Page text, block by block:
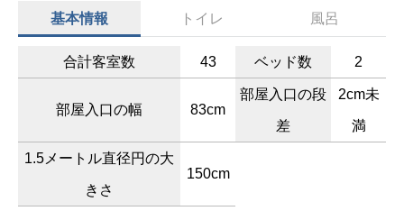
基本情報 トイレ 風呂
合計客室数 43 ベッド数 2
部屋入口の幅 83cm
部屋入口の段
差
2cm未
満
1.5メートル直径円の大
きさ
150cm